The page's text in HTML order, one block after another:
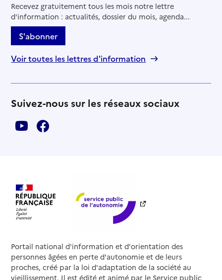
Recevez gratuitement tous les mois notre lettre
d'information : actualités, dossier du mois, agenda...
S'abonner
Voir toutes les lettres d'information
Suivez-nous sur les réseaux sociaux
Portail national d'information et d'orientation des
personnes âgées en perte d'autonomie et de leurs
proches, créé par la loi d'adaptation de la société au
vieillissement. Il est édité et animé par le Service public